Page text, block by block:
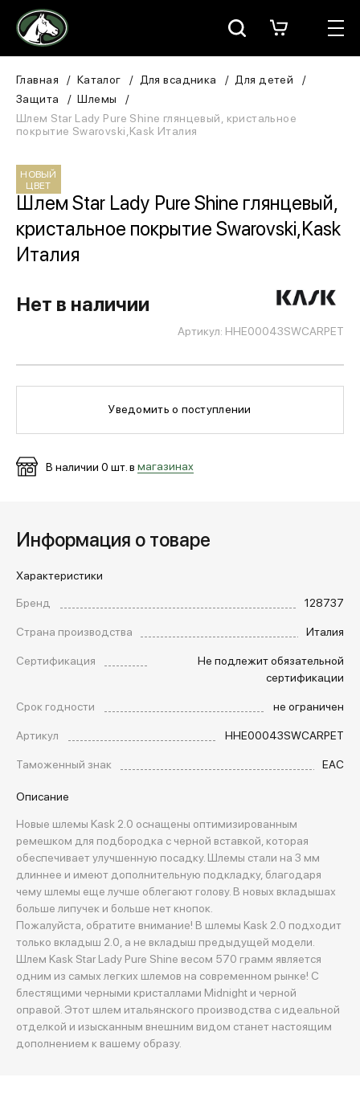
Москва
Для всадника
В конюшню
ЗООТОВАРЫ
Для собаки
Сувениры/Подарки
ПОКУПАТЕЛЯМ
Главная Каталог Для всадника
Для детей
Защита
Шлемы
Шлем Star Lady Pure Shine глянцевый, кристальное
покрытие Swarovski,Kask Италия
НОВЫЙ
ЦВЕТ
Шлем Star Lady Pure Shine глянцевый,
кристальное покрытие Swarovski,Kask
Италия
Артикул: HHE00043SWCARPET
Нет в наличии
Уведомить о поступлении
В наличии 0 шт. в магазинах
Информация о товаре
Характеристики
Бренд
128737
Страна производства
Италия
Сертификация
Не подлежит обязательной
сертификации
Срок годности
не ограничен
Артикул
HHE00043SWCARPET
Таможенный знак
EAC
Описание
Новые шлемы Kask 2.0 оснащены оптимизированным
ремешком для подбородка с черной вставкой, которая
обеспечивает улучшенную посадку. Шлемы стали на 3 мм
длиннее и имеют дополнительную подкладку, благодаря
чему шлемы еще лучше облегают голову. В новых вкладышах
больше липучек и больше нет кнопок.
Пожалуйста, обратите внимание! В шлемы Kask 2.0 подходит
только вкладыш 2.0, а не вкладыш предыдущей модели.
Шлем Kask Star Lady Pure Shine весом 570 грамм является
одним из самых легких шлемов на современном рынке! С
блестящими черными кристаллами Midnight и черной
оправой. Этот шлем итальянского производства с идеальной
отделкой и изысканным внешним видом станет настоящим
дополнением к вашему образу.